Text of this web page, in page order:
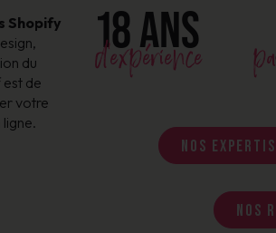
Shopify
du
de
votre
18 ANS
d'expérience
Nos
Nos